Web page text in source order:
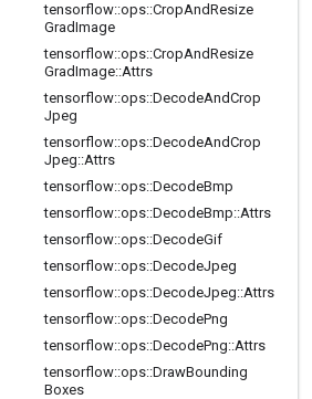
tensorflow::ops::CropAndResize
GradImage
tensorflow::ops::CropAndResize
GradImage::Attrs
tensorflow::ops::DecodeAndCrop
Jpeg
tensorflow::ops::DecodeAndCrop
Jpeg::Attrs
tensorflow::ops::DecodeBmp
tensorflow::ops::DecodeBmp::Attrs
tensorflow::ops::DecodeGif
tensorflow::ops::DecodeJpeg
tensorflow::ops::DecodeJpeg::Attrs
tensorflow::ops::DecodePng
tensorflow::ops::DecodePng::Attrs
tensorflow::ops::DrawBounding
Boxes